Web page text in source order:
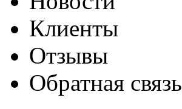
Клиенты
Отзывы
Обратная связь